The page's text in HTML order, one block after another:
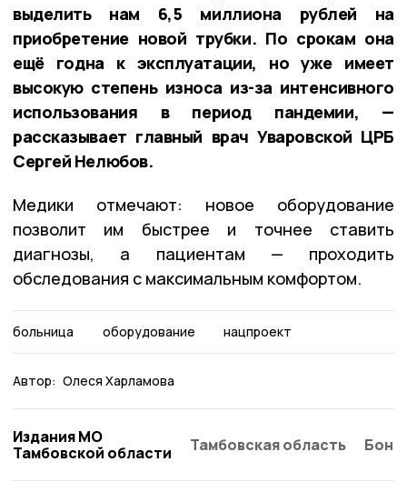
выделить нам 6,5 миллиона рублей на
приобретение новой трубки. По срокам она
ещё годна к эксплуатации, но уже имеет
высокую степень износа из-за интенсивного
использования в период пандемии, —
рассказывает главный врач Уваровской ЦРБ
Сергей Нелюбов.
Медики отмечают: новое оборудование
позволит им быстрее и точнее ставить
диагнозы, а пациентам — проходить
обследования с максимальным комфортом.
больница оборудование нацпроект
Автор: Олеся Харламова
Издания МО
Тамбовской области
Тамбовская область